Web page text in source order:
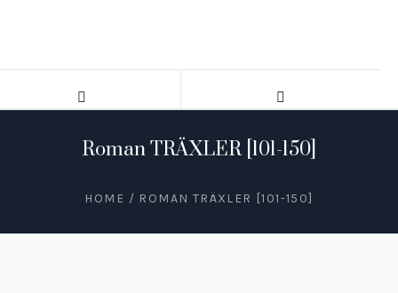
Roman TRÄXLER [101-150]
HOME / ROMAN TRÄXLER [101-150]